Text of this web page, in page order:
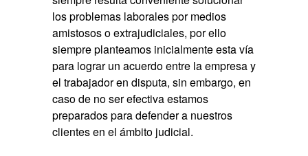
los problemas laborales por medios
amistosos o extrajudiciales, por ello
siempre planteamos inicialmente esta vía
para lograr un acuerdo entre la empresa y
el trabajador en disputa, sin embargo, en
caso de no ser efectiva estamos
preparados para defender a nuestros
clientes en el ámbito judicial.